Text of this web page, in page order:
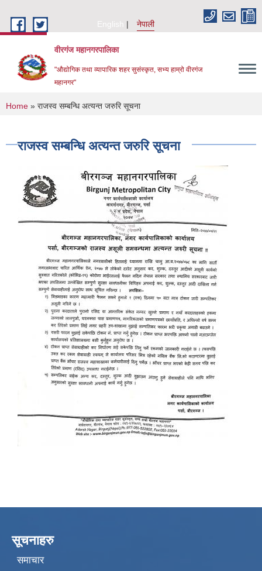
English
नेपाली
वीरगंज महानगरपालिका
"औद्योगिक तथा व्यापारिक शहर सुसंस्कृत, सभ्य हाम्रो वीरगंज
महानगर"
You are here
Home » राजस्व सम्बन्धि अत्यन्त जरुरि सूचना
राजस्व सम्बन्धि अत्यन्त जरुरि सूचना
सूचनाहरु
समाचार